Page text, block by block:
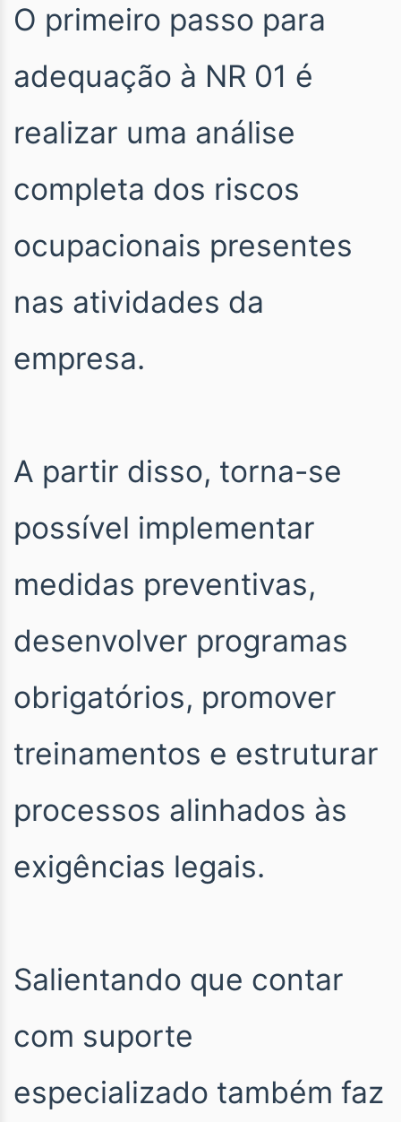
O primeiro passo para
adequação à NR 01 é
realizar uma análise
completa dos riscos
ocupacionais presentes
nas atividades da
empresa.
A partir disso, torna-se
possível implementar
medidas preventivas,
desenvolver programas
obrigatórios, promover
treinamentos e estruturar
processos alinhados às
exigências legais.
Salientando que contar
com suporte
especializado também faz